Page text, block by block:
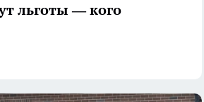
льготы — кого